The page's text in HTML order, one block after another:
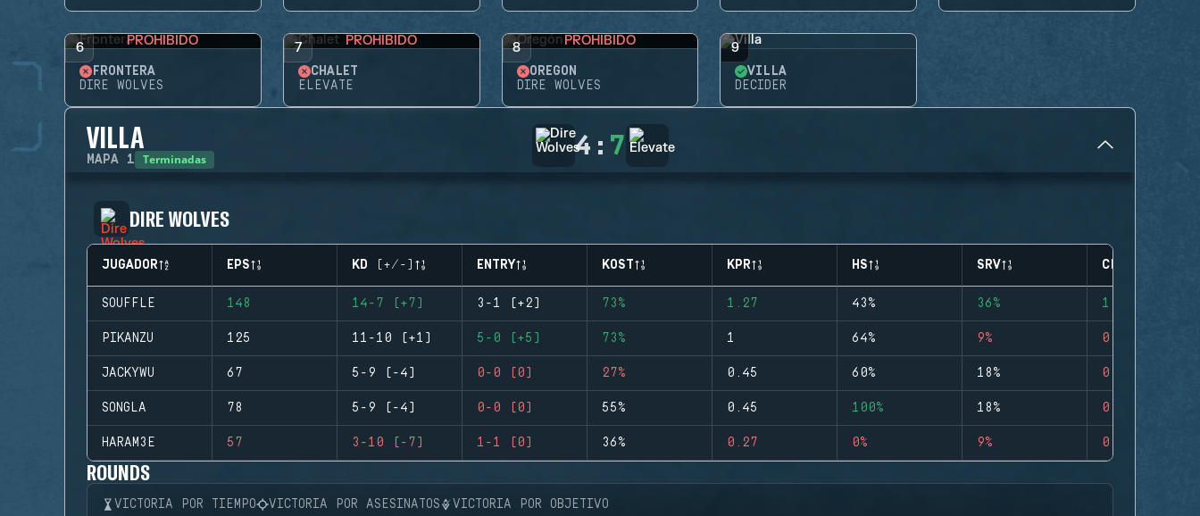
6 PROHIBIDO
FRONTERA
DIRE WOLVES
7 PROHIBIDO
CHALET
ELEVATE
8 PROHIBIDO
OREGÓN
DIRE WOLVES
9
VILLA
DECIDER
VILLA
MAPA 1 Terminadas 4 : 7
DIRE WOLVES
JUGADOR EPS KD (+/-) ENTRY KOST KPR HS SRV CLUTCHES
SOUFFLE 148 14-7 (+7) 3-1 (+2) 73% 1.27 43% 36% 1
PIKANZU 125 11-10 (+1) 5-0 (+5) 73% 1 64% 9% 0
JACKYWU 67 5-9 (-4) 0-0 (0) 27% 0.45 60% 18% 0
SONGLA 78 5-9 (-4) 0-0 (0) 55% 0.45 100% 18% 0
HARAM3E 57 3-10 (-7) 1-1 (0) 36% 0.27 0% 9% 0
ROUNDS
VICTORIA POR TIEMPO VICTORIA POR ASESINATOS VICTORIA POR OBJETIVO